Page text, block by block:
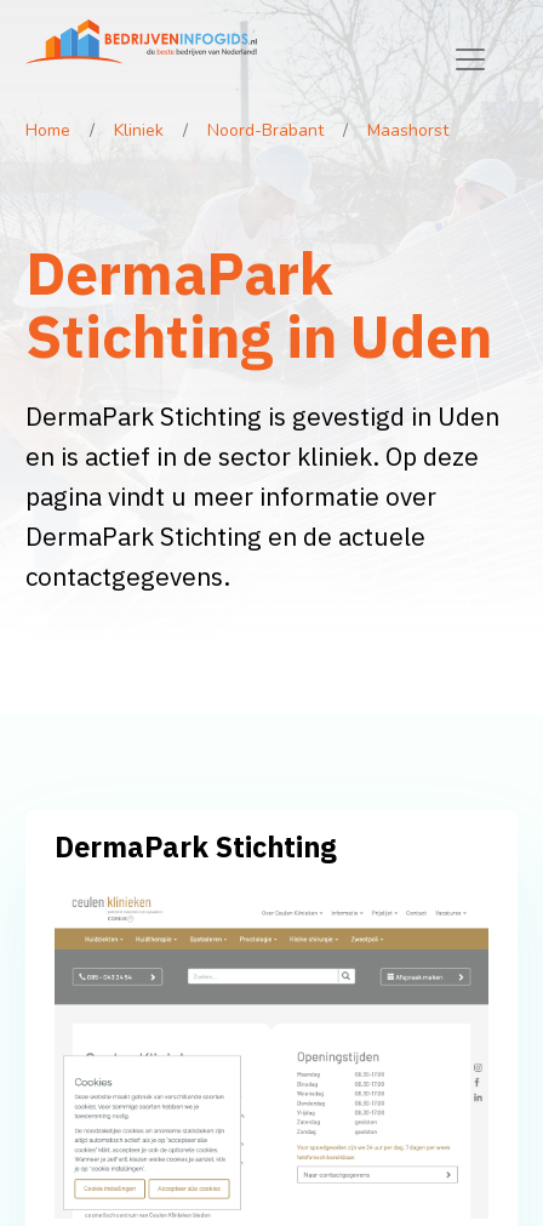
Home Kliniek Noord-Brabant Maashorst
DermaPark
Stichting in Uden
DermaPark Stichting is gevestigd in Uden
en is actief in de sector kliniek. Op deze
pagina vindt u meer informatie over
DermaPark Stichting en de actuele
contactgegevens.
DermaPark Stichting